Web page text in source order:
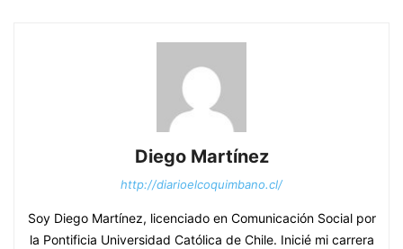
Diego Martínez
http://diarioelcoquimbano.cl/
Soy Diego Martínez, licenciado en Comunicación Social por
la Pontificia Universidad Católica de Chile. Inicié mi carrera